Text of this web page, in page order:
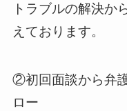
トラブルの解決か
えております。
②初回面談から弁
ロー